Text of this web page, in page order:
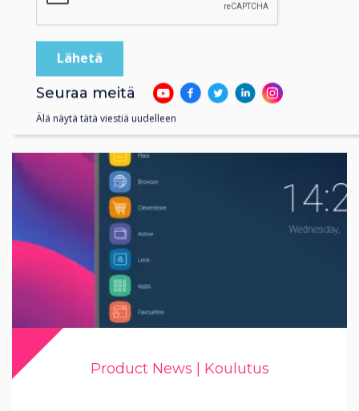
Product News | Koulutus
Seuraa meitä
Älä näytä tätä viestiä uudelleen